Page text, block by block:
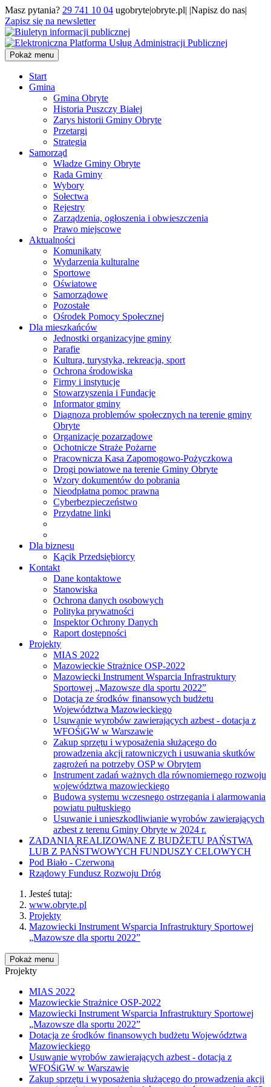
Masz pytania? 29 741 10 04 ugobryte|obryte.pl| |Napisz do nas|
Zapisz się na newsletter
Pokaż menu
Start
Gmina
Gmina Obryte
Historia Puszczy Białej
Zarys historii Gminy Obryte
Przetargi
Strategia
Samorząd
Władze Gminy Obryte
Rada Gminy
Wybory
Sołectwa
Rejestry
Zarządzenia, ogłoszenia i obwieszczenia
Prawo miejscowe
Aktualności
Komunikaty
Wydarzenia kulturalne
Sportowe
Oświatowe
Samorządowe
Pozostałe
Ośrodek Pomocy Społecznej
Dla mieszkańców
Jednostki organizacyjne gminy
Parafie
Kultura, turystyka, rekreacja, sport
Ochrona środowiska
Firmy i instytucje
Stowarzyszenia i Fundacje
Informator gminy
Diagnoza problemów społecznych na terenie gminy
Obryte
Organizacje pozarządowe
Ochotnicze Straże Pożarne
Pracownicza Kasa Zapomogowo-Pożyczkowa
Drogi powiatowe na terenie Gminy Obryte
Wzory dokumentów do pobrania
Nieodpłatna pomoc prawna
Cyberbezpieczeństwo
Przydatne linki
Dla biznesu
Kącik Przedsiębiorcy
Kontakt
Dane kontaktowe
Stanowiska
Ochrona danych osobowych
Polityka prywatności
Inspektor Ochrony Danych
Raport dostępności
Projekty
MIAS 2022
Mazowieckie Strażnice OSP-2022
Mazowiecki Instrument Wsparcia Infrastruktury
Sportowej „Mazowsze dla sportu 2022”
Dotacja ze środków finansowych budżetu
Województwa Mazowieckiego
Usuwanie wyrobów zawierających azbest - dotacja z
WFOŚiGW w Warszawie
Zakup sprzętu i wyposażenia służącego do
prowadzenia akcji ratowniczych i usuwania skutków
zagrożeń na potrzeby OSP w Obrytem
Instrument zadań ważnych dla równomiernego rozwoju
województwa mazowieckiego
Budowa systemu wczesnego ostrzegania i alarmowania
powiatu pułtuskiego
Usuwanie i unieszkodliwianie wyrobów zawierających
azbest z terenu Gminy Obryte w 2024 r.
ZADANIA REALIZOWANE Z BUDŻETU PAŃSTWA
LUB Z PAŃSTWOWYCH FUNDUSZY CELOWYCH
Pod Biało - Czerwoną
Rządowy Fundusz Rozwoju Dróg
Jesteś tutaj:
www.obryte.pl
Projekty
Mazowiecki Instrument Wsparcia Infrastruktury Sportowej
„Mazowsze dla sportu 2022”
Pokaż menu
Projekty
MIAS 2022
Mazowieckie Strażnice OSP-2022
Mazowiecki Instrument Wsparcia Infrastruktury Sportowej
„Mazowsze dla sportu 2022”
Dotacja ze środków finansowych budżetu Województwa
Mazowieckiego
Usuwanie wyrobów zawierających azbest - dotacja z
WFOŚiGW w Warszawie
Zakup sprzętu i wyposażenia służącego do prowadzenia akcji